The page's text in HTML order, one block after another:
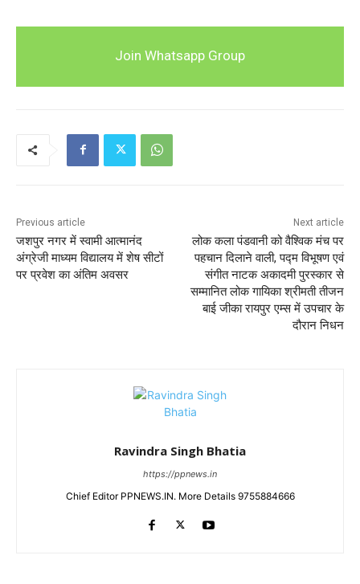
Join Whatsapp Group
Previous article
जशपुर नगर में स्वामी आत्मानंद
अंग्रेजी माध्यम विद्यालय में शेष सीटों
पर प्रवेश का अंतिम अवसर
Next article
लोक कला पंडवानी को वैश्विक मंच पर
पहचान दिलाने वाली, पद्म विभूषण एवं
संगीत नाटक अकादमी पुरस्कार से
सम्मानित लोक गायिका श्रीमती तीजन
बाई जीका रायपुर एम्स में उपचार के
दौरान निधन
Ravindra Singh Bhatia
https://ppnews.in
Chief Editor PPNEWS.IN. More Details 9755884666